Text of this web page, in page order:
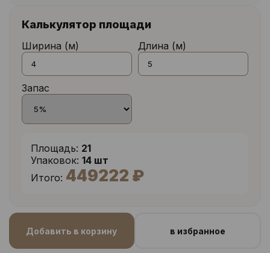
Калькулятор площади
Ширина (м) Длина (м)
Запас
Площадь: 21
Упаковок: 14 шт
Итого: 449222 ₽
Добавить в корзину в избранное